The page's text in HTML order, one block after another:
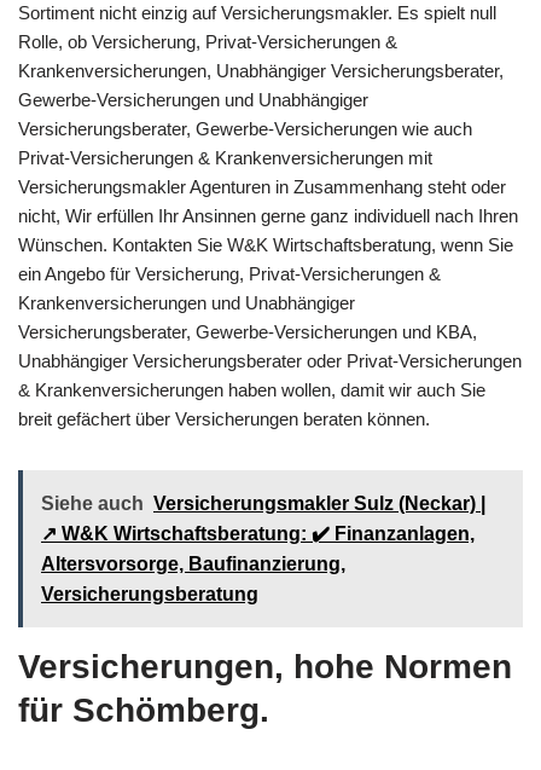
Sortiment nicht einzig auf Versicherungsmakler. Es spielt null
Rolle, ob Versicherung, Privat-Versicherungen &
Krankenversicherungen, Unabhängiger Versicherungsberater,
Gewerbe-Versicherungen und Unabhängiger
Versicherungsberater, Gewerbe-Versicherungen wie auch
Privat-Versicherungen & Krankenversicherungen mit
Versicherungsmakler Agenturen in Zusammenhang steht oder
nicht, Wir erfüllen Ihr Ansinnen gerne ganz individuell nach Ihren
Wünschen. Kontakten Sie W&K Wirtschaftsberatung, wenn Sie
ein Angebo für Versicherung, Privat-Versicherungen &
Krankenversicherungen und Unabhängiger
Versicherungsberater, Gewerbe-Versicherungen und KBA,
Unabhängiger Versicherungsberater oder Privat-Versicherungen
& Krankenversicherungen haben wollen, damit wir auch Sie
breit gefächert über Versicherungen beraten können.
Siehe auch Versicherungsmakler Sulz (Neckar) |
↗️ W&K Wirtschaftsberatung: ✔️ Finanzanlagen,
Altersvorsorge, Baufinanzierung,
Versicherungsberatung
Versicherungen, hohe Normen
für Schömberg.